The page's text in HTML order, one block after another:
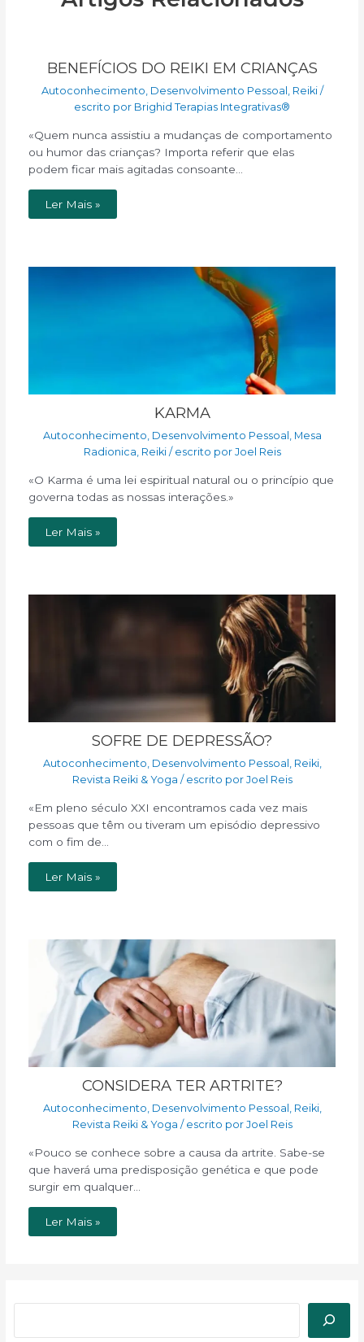
BENEFÍCIOS DO REIKI EM CRIANÇAS
Autoconhecimento Desenvolvimento Pessoal Reiki/
escrito por Brighid Terapias Integrativas®
«Quem nunca assistiu a mudanças de comportamento
ou humor das crianças? Importa referir que elas
podem ficar mais agitadas consoante…
Ler Mais »
KARMA
Autoconhecimento, Desenvolvimento Pessoal , Mesa
Radionica, Reiki/ escrito por Joel Reis
«O Karma é uma lei espiritual natural ou o princípio que
governa todas as nossas interações.»
Ler Mais »
SOFRE DE DEPRESSÃO?
Autoconhecimento, Desenvolvimento Pessoal , Reiki,
Revista Reiki & Yoga / escrito por Joel Reis
«Em pleno século XXI encontramos cada vez mais
pessoas que têm ou tiveram um episódio depressivo
com o fim de…
Ler Mais »
CONSIDERA TER ARTRITE?
Autoconhecimento, Desenvolvimento Pessoal , Reiki,
Revista Reiki & Yoga / escrito por Joel Reis
«Pouco se conhece sobre a causa da artrite. Sabe-se
que haverá uma predisposição genética e que pode
surgir em qualquer…
Ler Mais »